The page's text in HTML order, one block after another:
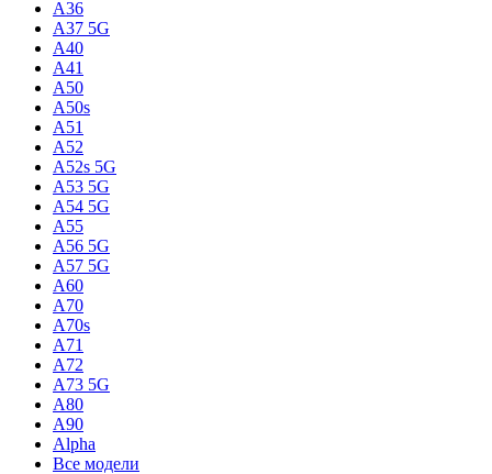
A36
A37 5G
A40
A41
A50
A50s
A51
A52
A52s 5G
A53 5G
A54 5G
A55
A56 5G
A57 5G
A60
A70
A70s
A71
A72
A73 5G
A80
A90
Alpha
Все модели